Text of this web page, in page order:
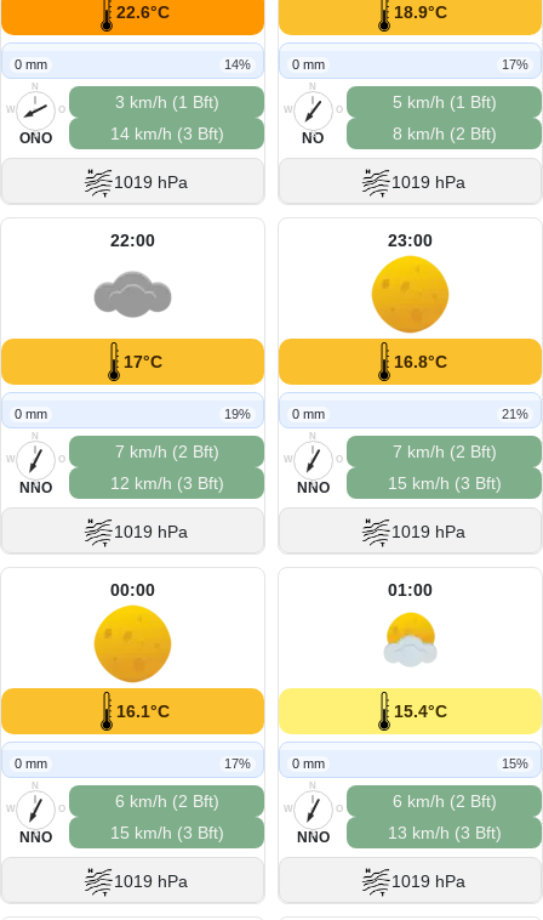
22.6°C
0 mm 14%
N
O
S
W
ONO
3 km/h (1 Bft)
14 km/h (3 Bft)
1019 hPa
18.9°C
0 mm 17%
N
O
S
W
NO
5 km/h (1 Bft)
8 km/h (2 Bft)
1019 hPa
22:00
17°C
0 mm 19%
N
O
S
W
NNO
7 km/h (2 Bft)
12 km/h (3 Bft)
1019 hPa
23:00
16.8°C
0 mm 21%
N
O
S
W
NNO
7 km/h (2 Bft)
15 km/h (3 Bft)
1019 hPa
00:00
16.1°C
0 mm 17%
N
O
S
W
NNO
6 km/h (2 Bft)
15 km/h (3 Bft)
1019 hPa
01:00
15.4°C
0 mm 15%
N
O
S
W
NNO
6 km/h (2 Bft)
13 km/h (3 Bft)
1019 hPa